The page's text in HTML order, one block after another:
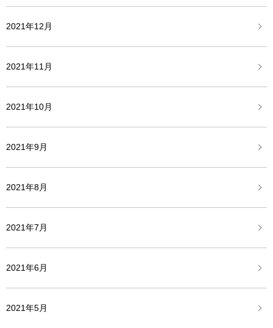
2021年12月
2021年11月
2021年10月
2021年9月
2021年8月
2021年7月
2021年6月
2021年5月